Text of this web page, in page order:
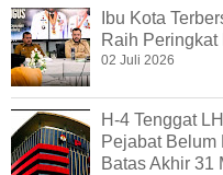
Ibu Kota
Raih Peringkat
02 Juli 2026
H-4 Tenggat
Pejabat Belum
Batas Akhir 31